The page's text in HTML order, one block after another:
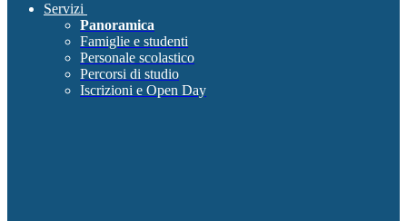
Servizi
Panoramica
Famiglie e studenti
Personale scolastico
Percorsi di studio
Iscrizioni e Open Day